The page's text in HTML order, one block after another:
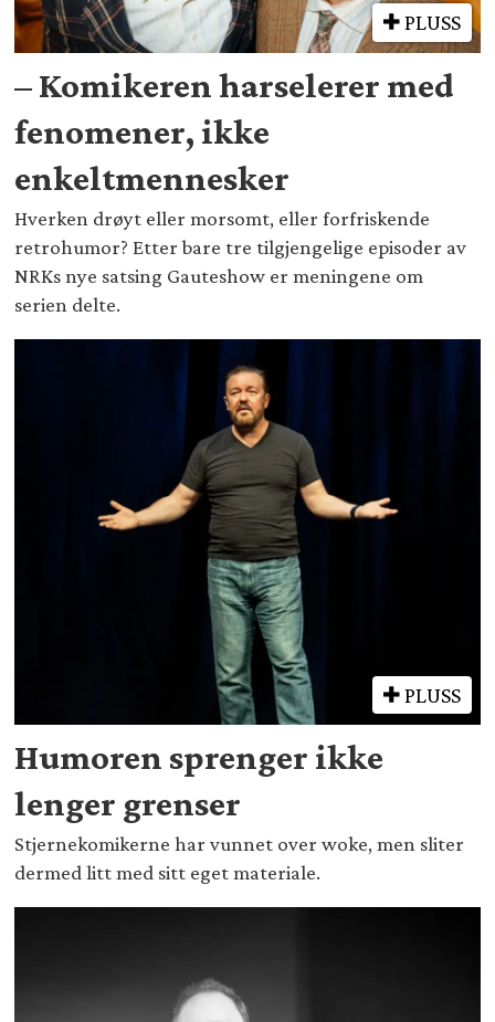
PLUSS
– Komikeren harselerer med
fenomener, ikke
enkeltmennesker
Hverken drøyt eller morsomt, eller forfriskende
retrohumor? Etter bare tre tilgjengelige episoder av
NRKs nye satsing Gauteshow er meningene om
serien delte.
PLUSS
Humoren sprenger ikke
lenger grenser
Stjernekomikerne har vunnet over woke, men sliter
dermed litt med sitt eget materiale.